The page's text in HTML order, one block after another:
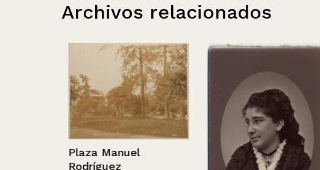
Archivos relacionados
Plaza Manuel
Rodríguez